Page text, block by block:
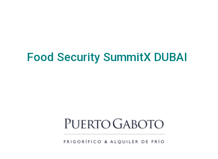
Food Security SummitX DUBAI